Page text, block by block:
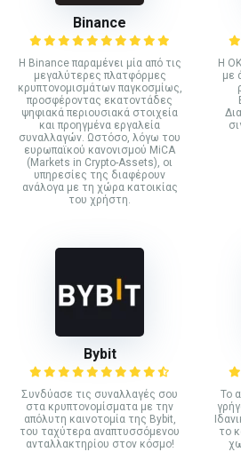
Binance
Η Binance παραμένει μία από τις
μεγαλύτερες πλατφόρμες
κρυπτονομισμάτων παγκοσμίως,
προσφέροντας εκατοντάδες
ψηφιακά περιουσιακά στοιχεία
και προηγμένα εργαλεία
συναλλαγών. Ωστόσο, λόγω του
ευρωπαϊκού κανονισμού MiCA
(Markets in Crypto-Assets), οι
υπηρεσίες της διαφέρουν
ανάλογα με τη χώρα κατοικίας
του χρήστη.
Η
με
Bybit
Συνδύασε τις συναλλαγές σου
στα κρυπτονομίσματα με την
απόλυτη καινοτομία της Bybit,
του ταχύτερα αναπτυσσόμενου
ανταλλακτηρίου στον κόσμο!
Το
το